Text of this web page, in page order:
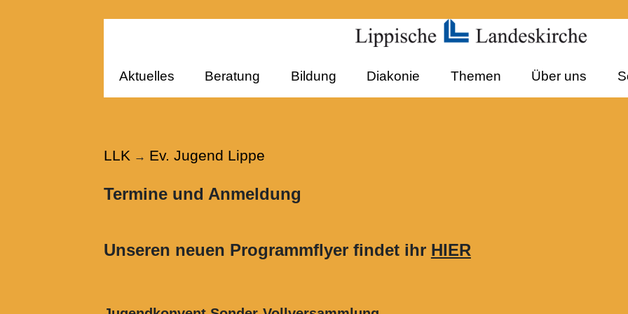
Aktuelles Beratung Bildung Diakonie Themen Über uns
LLK→ Ev. Jugend Lippe
Termine und Anmeldung
Unseren neuen Programmflyer findet ihr HIER